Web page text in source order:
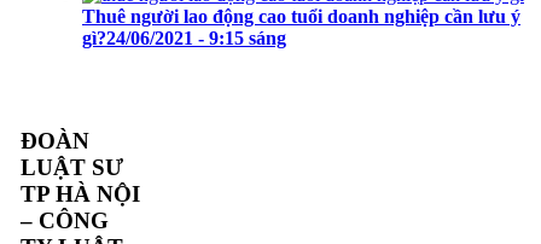
Thuê người lao động cao tuổi doanh nghiệp cần lưu ý
gì?24/06/2021 - 9:15 sáng
ĐOÀN
LUẬT SƯ
TP HÀ NỘI
– CÔNG